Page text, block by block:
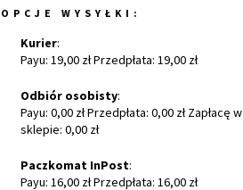
OPCJE WYSYŁKI:
Kurier:
Payu: 19,00 zł Przedpłata: 19,00 zł
Odbiór osobisty:
Payu: 0,00 zł Przedpłata: 0,00 zł Zapłacę w
sklepie: 0,00 zł
Paczkomat InPost:
Payu: 16,00 zł Przedpłata: 16,00 zł